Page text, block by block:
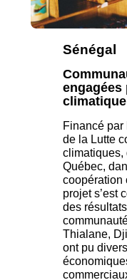
Sénégal
engagées
climatique
Financé par
de la Lutte
climatiques,
Québec,
coopération
projets’est
des
Thialane,
ont pu